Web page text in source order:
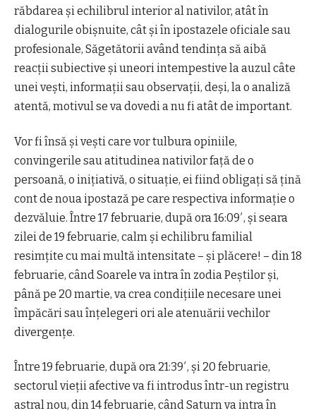
răbdarea și echilibrul interior al nativilor, atât în
dialogurile obișnuite, cât și în ipostazele oficiale sau
profesionale, Săgetătorii având tendința să aibă
reacții subiective și uneori intempestive la auzul câte
unei vești, informații sau observații, deși, la o analiză
atentă, motivul se va dovedi a nu fi atât de important.
Vor fi însă și vești care vor tulbura opiniile,
convingerile sau atitudinea nativilor față de o
persoană, o inițiativă, o situație, ei fiind obligați să țină
cont de noua ipostază pe care respectiva informație o
dezvăluie. Între 17 februarie, după ora 16:09′, și seara
zilei de 19 februarie, calm și echilibru familial
resimțite cu mai multă intensitate – și plăcere! – din 18
februarie, când Soarele va intra în zodia Peștilor și,
până pe 20 martie, va crea condițiile necesare unei
împăcări sau înțelegeri ori ale atenuării vechilor
divergențe.
Între 19 februarie, după ora 21:39′, și 20 februarie,
sectorul vieții afective va fi introdus într-un registru
astral nou, din 14 februarie, când Saturn va intra în